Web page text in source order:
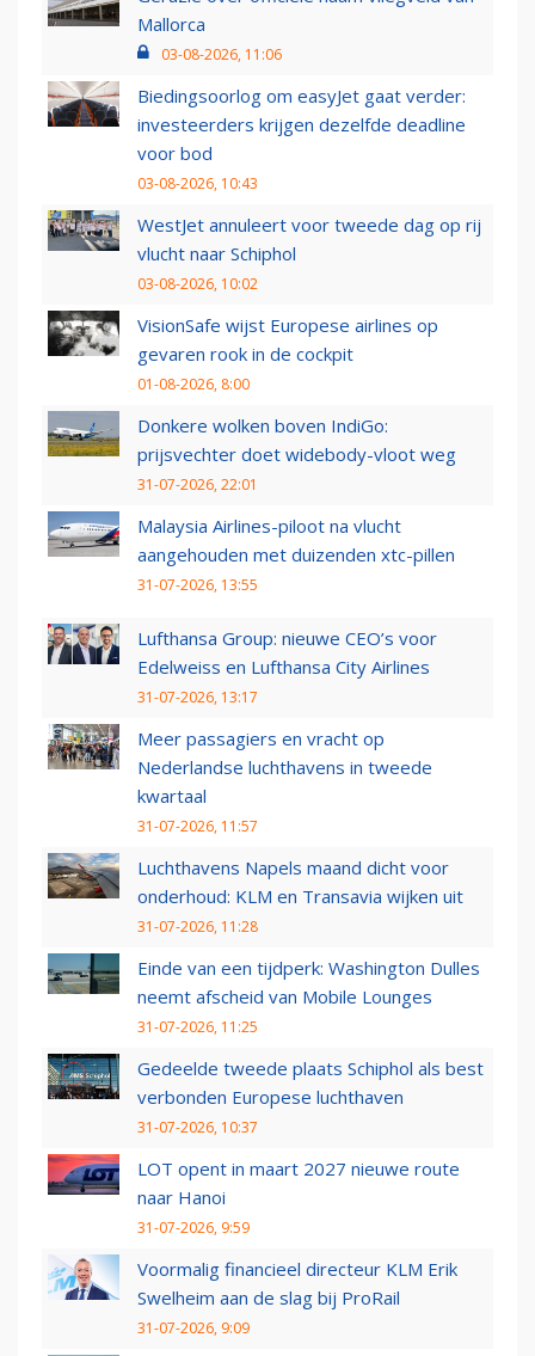
Mallorca
03-08-2026, 11:06
Biedingsoorlog om easyJet gaat verder:
investeerders krijgen dezelfde deadline
voor bod
03-08-2026, 10:43
WestJet annuleert voor tweede dag op rij
vlucht naar Schiphol
03-08-2026, 10:02
VisionSafe wijst Europese airlines op
gevaren rook in de cockpit
01-08-2026, 8:00
Donkere wolken boven IndiGo:
prijsvechter doet widebody-vloot weg
31-07-2026, 22:01
Malaysia Airlines-piloot na vlucht
aangehouden met duizenden xtc-pillen
31-07-2026, 13:55
Lufthansa Group: nieuwe CEO’s voor
Edelweiss en Lufthansa City Airlines
31-07-2026, 13:17
Meer passagiers en vracht op
Nederlandse luchthavens in tweede
kwartaal
31-07-2026, 11:57
Luchthavens Napels maand dicht voor
onderhoud: KLM en Transavia wijken uit
31-07-2026, 11:28
Einde van een tijdperk: Washington Dulles
neemt afscheid van Mobile Lounges
31-07-2026, 11:25
Gedeelde tweede plaats Schiphol als best
verbonden Europese luchthaven
31-07-2026, 10:37
LOT opent in maart 2027 nieuwe route
naar Hanoi
31-07-2026, 9:59
Voormalig financieel directeur KLM Erik
Swelheim aan de slag bij ProRail
31-07-2026, 9:09